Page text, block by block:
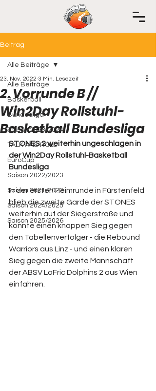
Beitrag
Alle Beiträge
Basketball
Bundesliga
Saison 2023/2024
TALK AND ROLL
EuroCup
Saison 2022/2023
Saison 2021/2022
Saison 2024/2025
Saison 2025/2026
Alle Beiträge
2. Vorrunde B //
Win2Day Rollstuhl-
Basketball Bundesliga
23. Nov. 2022 3 Min. Lesezeit
STONES 2 weiterhin ungeschlagen in
der Win2Day Rollstuhl-Basketball
Bundesliga
In der ersten Heimrunde in Fürstenfeld
blieb die zweite Garde der STONES
weiterhin auf der Siegerstraße und
konnte einen knappen Sieg gegen
den Tabellenverfolger - die Rebound
Warriors aus Linz - und einen klaren
Sieg gegen die zweite Mannschaft
der ABSV LoFric Dolphins 2 aus Wien
einfahren.